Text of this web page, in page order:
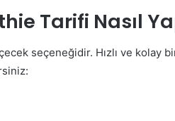
Tarifi Nasıl
seçeneğidir. Hızlı ve kolay